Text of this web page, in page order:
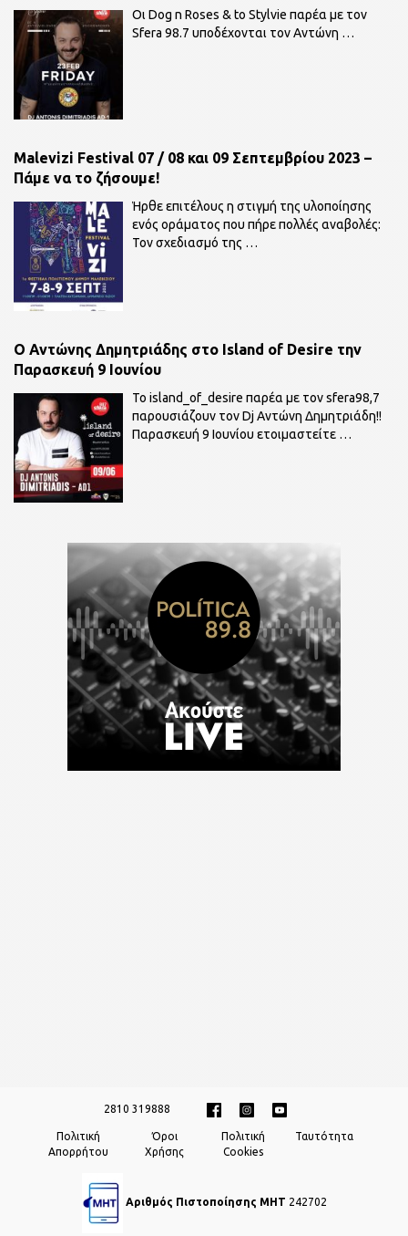
Οι Dog n Roses & to Stylvie παρέα με τον
Sfera 98.7 υποδέχονται τον Αντώνη …
Malevizi Festival 07 / 08 και 09 Σεπτεμβρίου 2023 –
Πάμε να το ζήσουμε!
Ήρθε επιτέλους η στιγμή της υλοποίησης
ενός οράματος που πήρε πολλές αναβολές:
Τον σχεδιασμό της …
O Αντώνης Δημητριάδης στο Island of Desire την
Παρασκευή 9 Ιουνίου
To island_of_desire παρέα με τον sfera98,7
παρουσιάζουν τον Dj Αντώνη Δημητριάδη!!
Παρασκευή 9 Ιουνίου ετοιμαστείτε …
2810 319888
Πολιτική
Απορρήτου
Όροι
Χρήσης
Πολιτική
Cookies
Ταυτότητα
Αριθμός Πιστοποίησης ΜΗΤ 242702